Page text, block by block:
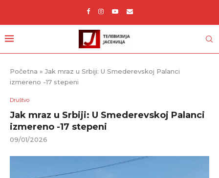
Početna » Jak mraz u Srbiji: U Smederevskoj Palanci
izmereno -17 stepeni
Društvo
Jak mraz u Srbiji: U Smederevskoj Palanci
izmereno -17 stepeni
09/01/2026